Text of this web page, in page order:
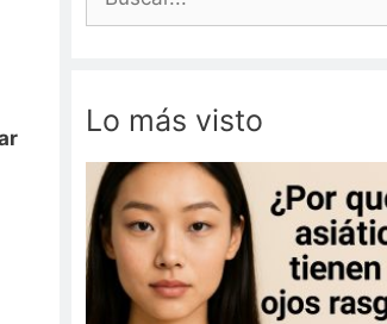
Lo más visto